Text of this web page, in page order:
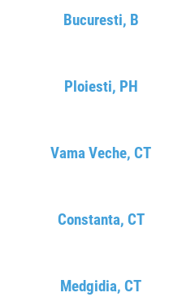
Bucuresti, B
Ploiesti, PH
Vama Veche, CT
Constanta, CT
Medgidia, CT